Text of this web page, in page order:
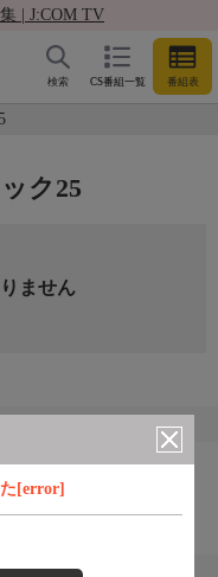
| J:COM TV
CS番組一覧 番組表
検索
[error]
ク25
ません